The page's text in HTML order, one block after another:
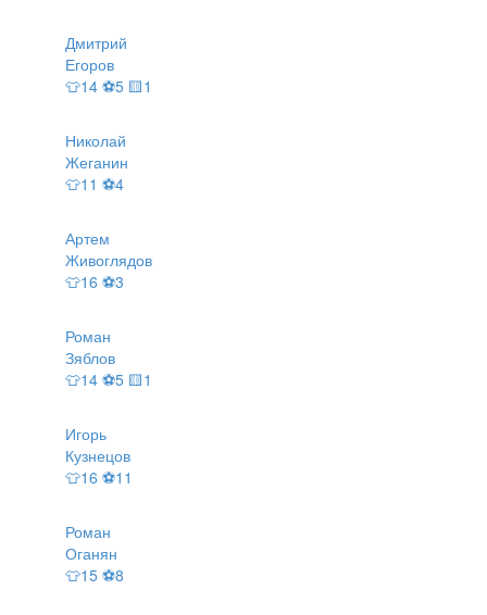
Дмитрий
Егоров
👕14 ⚽5 🟨1
Николай
Жеганин
👕11 ⚽4
Артем
Живоглядов
👕16 ⚽3
Роман
Зяблов
👕14 ⚽5 🟨1
Игорь
Кузнецов
👕16 ⚽11
Роман
Оганян
👕15 ⚽8